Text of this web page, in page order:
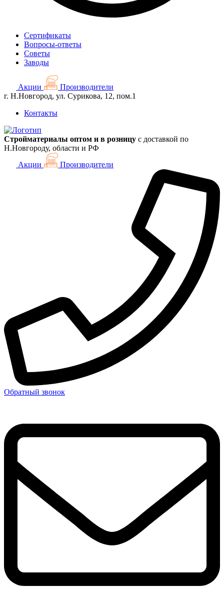
Сертификаты
Вопросы-ответы
Советы
Заводы
Акции
Производители
г. Н.Новгород, ул. Сурикова, 12, пом.1
Контакты
Стройматериалы оптом и в розницу с доставкой по
Н.Новгороду, области и РФ
Акции
Производители
Обратный звонок